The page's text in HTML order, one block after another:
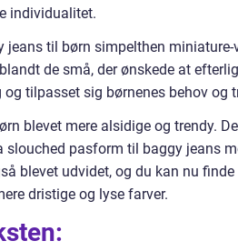
individualitet.
jeans til børn simpelthen
de små, der ønskede at
tilpasset sig børnenes behov og
blevet mere alsidige og trendy.
pasform til baggy jeans
blevet udvidet, og du kan nu
dristige og lyse farver.